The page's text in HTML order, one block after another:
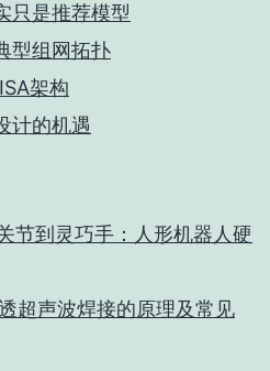
只是推荐模型
型组网拓扑
架构
计的机遇
节到灵巧手：人形机器人硬
超声波焊接的原理及常见